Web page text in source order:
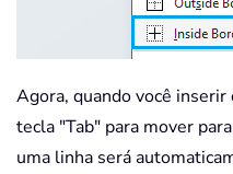
Agora, quando você
tecla "Tab" para mover
uma linha será